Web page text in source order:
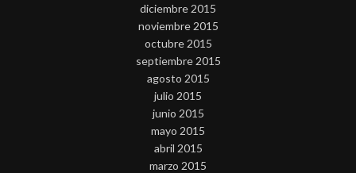
diciembre 2015
noviembre 2015
octubre 2015
septiembre 2015
agosto 2015
julio 2015
junio 2015
mayo 2015
abril 2015
marzo 2015